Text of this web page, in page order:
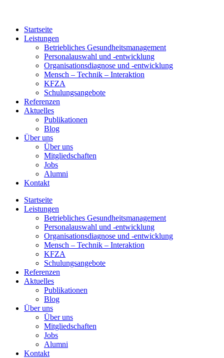
Startseite
Leistungen
Betriebliches Gesundheitsmanagement
Personalauswahl und -entwicklung
Organisationsdiagnose und -entwicklung
Mensch – Technik – Interaktion
KFZA
Schulungsangebote
Referenzen
Aktuelles
Publikationen
Blog
Über uns
Über uns
Mitgliedschaften
Jobs
Alumni
Kontakt
Startseite
Leistungen
Betriebliches Gesundheitsmanagement
Personalauswahl und -entwicklung
Organisationsdiagnose und -entwicklung
Mensch – Technik – Interaktion
KFZA
Schulungsangebote
Referenzen
Aktuelles
Publikationen
Blog
Über uns
Über uns
Mitgliedschaften
Jobs
Alumni
Kontakt